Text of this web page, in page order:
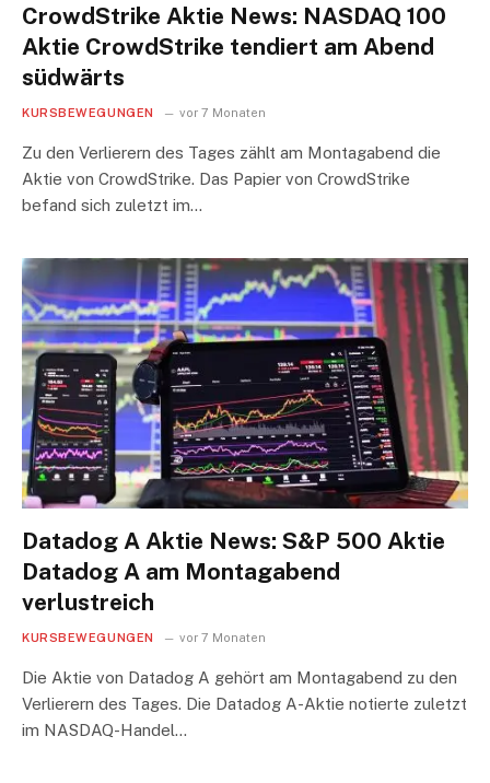
CrowdStrike Aktie News: NASDAQ 100
Aktie CrowdStrike tendiert am Abend
südwärts
KURSBEWEGUNGEN vor 7 Monaten
Zu den Verlierern des Tages zählt am Montagabend die
Aktie von CrowdStrike. Das Papier von CrowdStrike
befand sich zuletzt im…
Datadog A Aktie News: S&P 500 Aktie
Datadog A am Montagabend
verlustreich
KURSBEWEGUNGEN vor 7 Monaten
Die Aktie von Datadog A gehört am Montagabend zu den
Verlierern des Tages. Die Datadog A-Aktie notierte zuletzt
im NASDAQ-Handel…